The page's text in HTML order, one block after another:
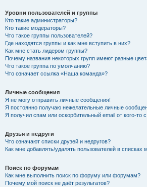
Уровни пользователей и группы
Кто такие администраторы?
Кто такие модераторы?
Что такое группы пользователей?
Где находятся группы и как мне вступить в них?
Как мне стать лидером группы?
Почему названия некоторых групп имеют разные
Что такое группа по умолчанию?
Что означает ссылка «Наша команда»?
Личные сообщения
Я не могу отправить личные сообщения!
Я постоянно получаю нежелательные личные
Я получил спам или оскорбительный email от кого-то
Друзья и недруги
Что означают списки друзей и недругов?
Как мне добавлять/удалять пользователей в списках
Поиск по форумам
Как мне выполнить поиск по форуму или форумам?
Почему мой поиск не даёт результатов?